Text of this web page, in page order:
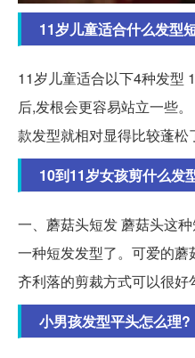
11岁儿童适合什么发型
11岁儿童适合以下4种发型
后,发根会更容易站立一些
款发型就相对显得比较蓬松
10到11岁女孩剪什么发
一、蘑菇头短发 蘑菇头这
一种短发发型了。可爱的
齐利落的剪裁方式可以很好
小男孩发型平头怎么理?